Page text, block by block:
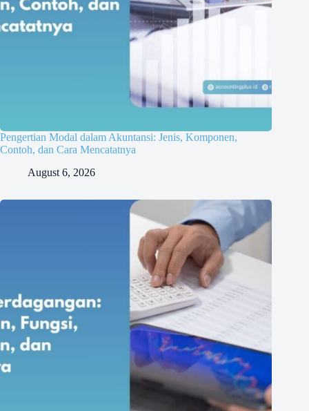
Pengertian Modal dalam Akuntansi: Jenis, Komponen,
Contoh, dan Cara Mencatatnya
August 6, 2026